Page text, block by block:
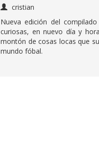
cristian
Nueva edición del
curiosas, en nuevo día y
montón de cosas locas que
mundo fóbal.